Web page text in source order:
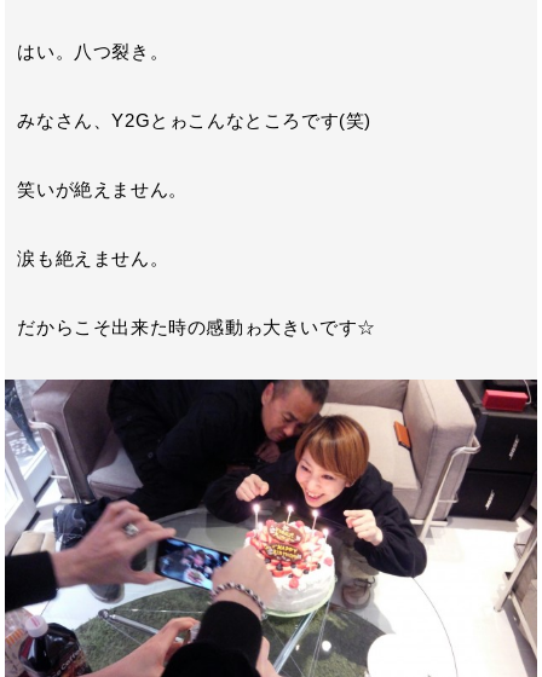
はい。八つ裂き。
みなさん、Y2Gとゎこんなところです(笑)
笑いが絶えません。
涙も絶えません。
だからこそ出来た時の感動ゎ大きいです☆